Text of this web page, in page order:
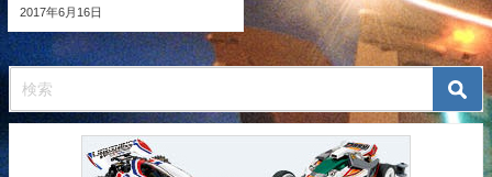
2017年6月16日